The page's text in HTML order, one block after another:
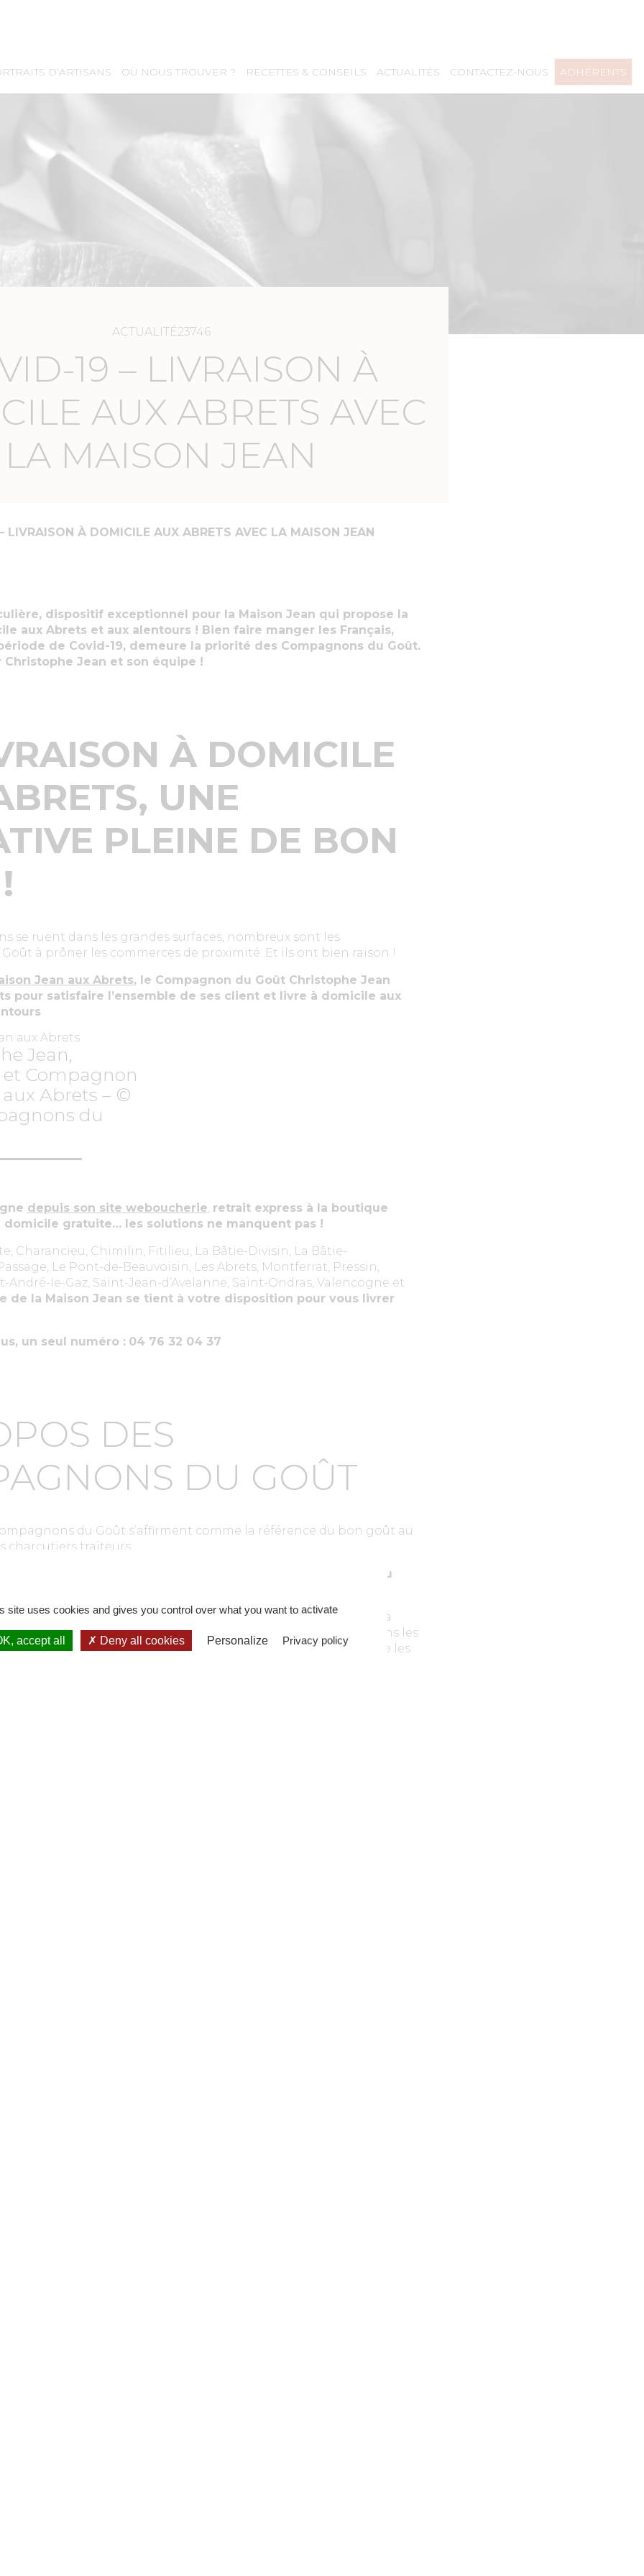
D’ARTISANS OÙ NOUS TROUVER ? RECETTES & CONSEILS ACTUALITÉS CONTACTEZ-NOUS ADHÉRENTS
ACTUALITÉ23746
19 – LIVRAISON À
AUX ABRETS AVEC
LA MAISON JEAN
LIVRAISON À DOMICILE AUX ABRETS AVEC LA MAISON JEAN
dispositif exceptionnel pour la Maison Jean qui propose la
aux Abrets et aux alentours ! Bien faire manger les Français,
de Covid-19, demeure la priorité des Compagnons du Goût.
Christophe Jean et son équipe !
À DOMICILE
UNE
PLEINE DE BON
se ruent dans les grandes surfaces, nombreux sont les
à prôner les commerces de proximité. Et ils ont bien raison !
Jean aux Abrets, le Compagnon du Goût Christophe Jean
pour satisfaire l’ensemble de ses client et livre à domicile aux
Jean,
Compagnon
Abrets – ©
du
depuis son site weboucherie, retrait express à la boutique
domicile gratuite… les solutions ne manquent pas !
Charancieu, Chimilin, Fitilieu, La Bâtie-Divisin, La Bâtie-
Le Pont-de-Beauvoisin, Les Abrets, Montferrat, Pressin,
André-le-Gaz, Saint-Jean-d’Avelanne, Saint-Ondras, Valencogne et
de la Maison Jean se tient à votre disposition pour vous livrer
un seul numéro : 04 76 32 04 37
DES
DU GOÛT
du Goût s’affirment comme la référence du bon goût au
charcutiers traiteurs.
de 550 artisans indépendants font partie des Compagnons du
sélectionné pour son savoir-faire, son envie de progresser et sa
Choisir le bon produit, savoir le cuisiner, le présenter dans les
les artisans ont à cœur de gagner la confiance des clients et de les
site uses cookies and gives you control over what you want to activate
accept all Deny all cookies Personalize Privacy policy